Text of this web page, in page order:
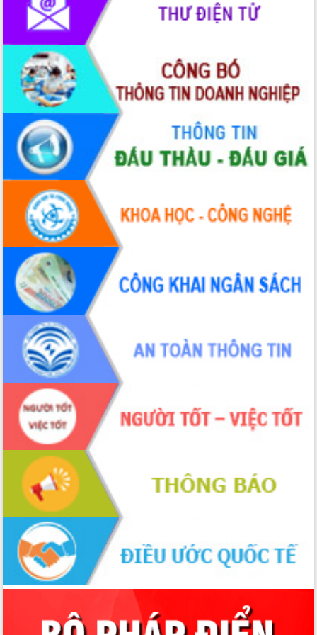
Rà soát, hoàn thiện hệ thống thiết chế
văn hóa, thể thao đáp ứng yêu cầu
phát triển mới
Thường trực HĐND tỉnh Đắk Lắk gặp
mặt Đoàn chuyên gia y tế TP. Hồ Chí
Minh
Lễ truy điệu và an táng hài cốt liệt sĩ
tại Nghĩa trang Liệt sĩ xã Sơn Hòa
Bàn giải pháp tháo gỡ khó khăn trong
xuất khẩu sầu riêng và triển khai quy
định EUDR
Thứ trưởng Bộ Nông nghiệp và Môi
trường Nguyễn Hoàng Hiệp khảo sát
vùng trồng và doanh nghiệp đóng gói
sầu riêng tại Đắk Lắk
Trình diễn nghệ thuật chế biến các
món ăn từ sầu riêng
Đắk Lắk công bố Quy hoạch và xúc
tiến đầu tư tỉnh
Ngành cá ngừ Đắk Lắk chủ động thích
ứng để giữ vững thị trường xuất khẩu
Diễn đàn Kinh tế tư nhân Việt Nam đột
phá cơ chế - Hợp tác công tư
Đề án 06 tạo bước ngoặt đột phá trong
cải cách hành chính tỉnh Đắk Lắk
Kết nối tour, đẩy mạnh chuyển đổi số
để phát triển du lịch Đắk Lắk
Khởi động Dự án Đầu tư xây dựng hạ
tầng kỹ thuật Cụm công nghiệp Tân
Tiến
Gặp mặt các cơ quan báo chí nhân Kỷ
niệm 101 năm Ngày Báo chí Cách
mạng Việt Nam
Đắk Lắk sơ kết 4 năm triển khai thực
hiện Đề án 06 của Chính phủ
Họp báo thông tin về Hội nghị Công bố
Quy hoạch và Xúc tiến đầu tư tỉnh Đắk
Lắk
giải ngân vốn khắc phục thiên tai